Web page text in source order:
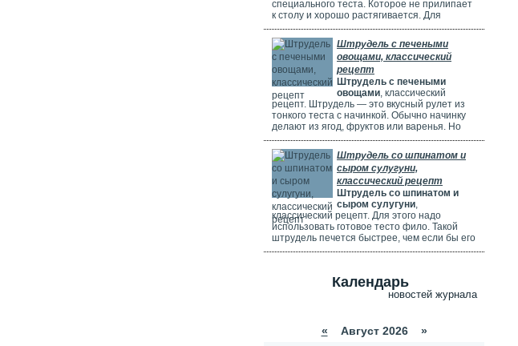
специального теста. Которое не прилипает
к столу и хорошо растягивается. Для
начинки мы взяли стебли ревеня. Они
придают выпечке кислый вкус и приятный
аромат, делают штрудель сочным и
вкусным. Можно добавить в начинку
клубнику, яблоки или грушу. Если
используете ягоды, посыпьте их ложкой
муки.
Штрудель с печеными
овощами, классический
рецепт
Штрудель с печеными
овощами, классический
рецепт. Штрудель — это вкусный рулет из
тонкого теста с начинкой. Обычно начинку
делают из ягод, фруктов или варенья. Но
можно использовать и солёные начинки с
грибами, сыром, мясом или овощами. В этом
рецепте начинка готовится из печёных
овощей: цуккини, сладкого перца, зелени и
помидоров. В зависимости от времени года,
в начинку можно добавить баклажаны, сыр,
картофель, морковь или даже свёклу. Если
не хочется возиться с тестом, можно взять
готовое слоёное тесто или тесто фило.
Штрудель со шпинатом и
сыром сулугуни,
классический рецепт
Штрудель со шпинатом и
сыром сулугуни,
классический рецепт. Для этого надо
использовать готовое тесто фило. Такой
штрудель печется быстрее, чем если бы его
делали из обычного теста. Чтобы корочка
вам в приготовлении сложного рецепта.
Календарь
новостей журнала
« Август 2026 »